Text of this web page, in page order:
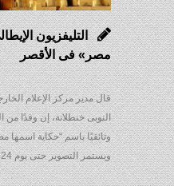
التليفزيون
مصر» فى الأقصر
قال مدير مركز الإعلام
النوبى خنطلانة، إن وفدًا من
وثائقيًا باسم “حكاية
ويستمر التصوير حتى يوم 24 من الشهر الحالى.